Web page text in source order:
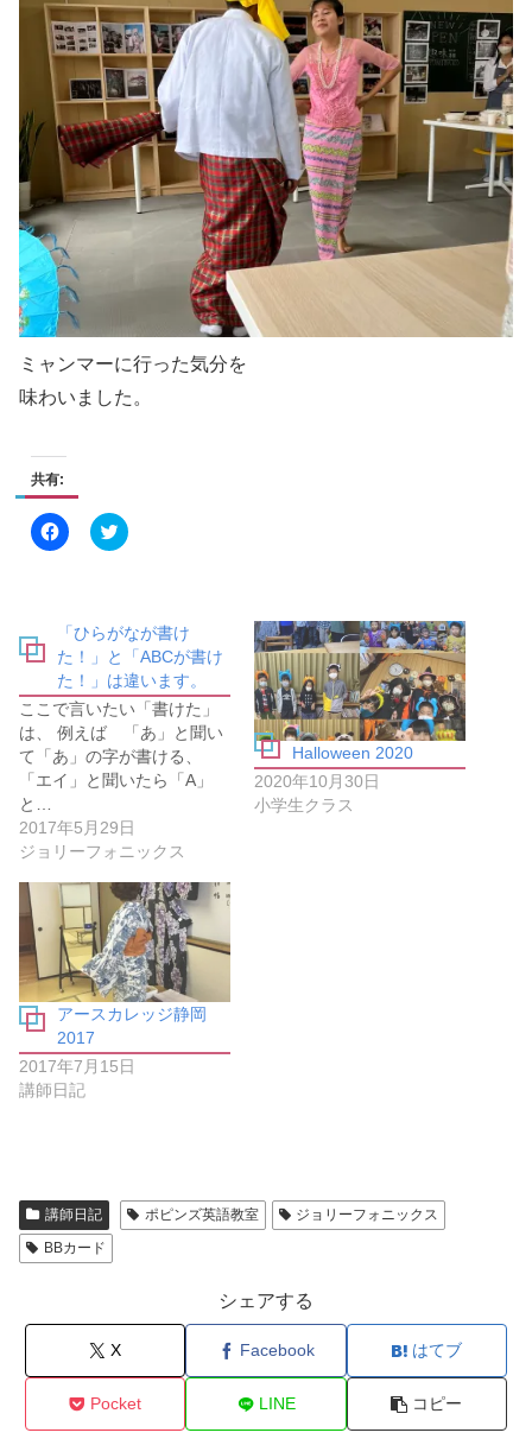
ミャンマーに行った気分を
味わいました。
共有:
F
a
o
k
で
共
有
す
る
に
は
ク
リ
ッ
し
て
く
さ
い
(
新
し
い
ウ
ィ
ン
ド
ウ
で
開
き
ま
ク
リ
T
w
t
e
r
で
共
有
(
新
い
ウ
ィ
ド
ウ
で
開
き
ま
す
)
「ひらがなが書け
た！」と「ABCが書け
た！」は違います。
ここで言いたい「書けた」
は、 例えば 「あ」と聞い
て「あ」の字が書ける、
「エイ」と聞いたら「A」
と…
2017年5月29日
ジョリーフォニックス
Halloween 2020
2020年10月30日
小学生クラス
アースカレッジ静岡
2017
2017年7月15日
講師日記
講師日記 ポピンズ英語教室
ジョリーフォニックス
BBカード
シェアする
X Facebook はてブ
Pocket LINE コピー